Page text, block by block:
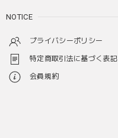
NOTICE
プライバシーポリシー
特定商取引法に基づく表記
会員規約